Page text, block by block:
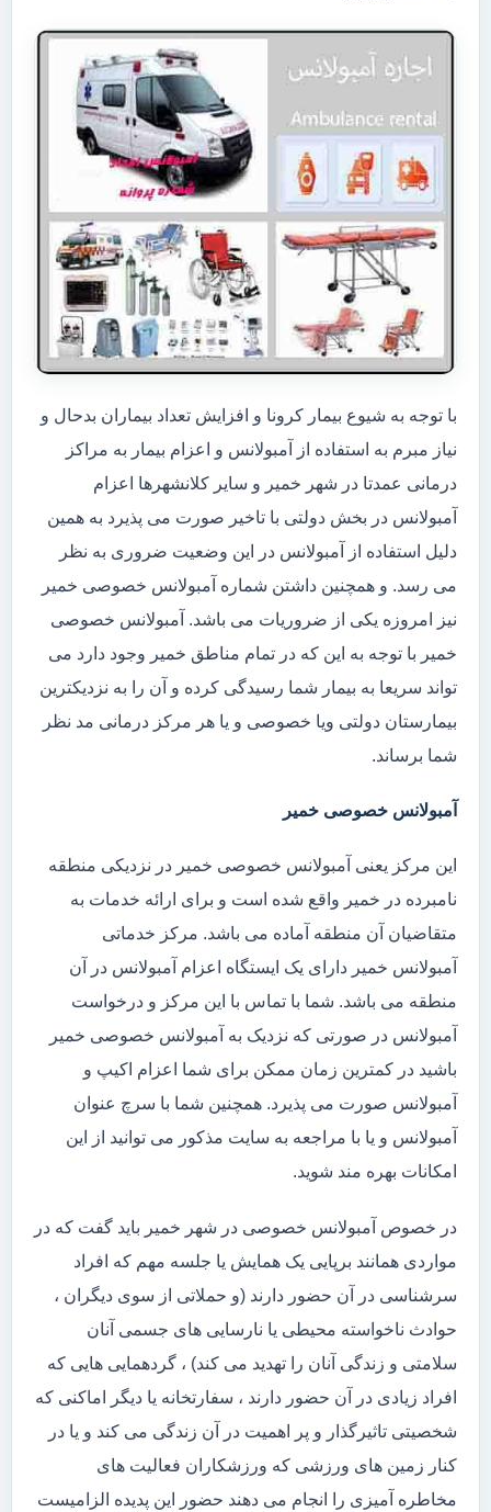
با توجه به شیوع بیمار کرونا و افزایش تعداد بیماران بدحال و
نیاز مبرم به استفاده از آمبولانس و اعزام بیمار به مراکز
درمانی عمدتا در شهر خمیر و سایر کلانشهرها اعزام
آمبولانس در بخش دولتی با تاخیر صورت می پذیرد به همین
دلیل استفاده از آمبولانس در این وضعیت ضروری به نظر
می رسد. و همچنین داشتن شماره آمبولانس خصوصی خمیر
نیز امروزه یکی از ضروریات می باشد. آمبولانس خصوصی
خمیر با توجه به این که در تمام مناطق خمیر وجود دارد می
تواند سریعا به بیمار شما رسیدگی کرده و آن را به نزدیکترین
بیمارستان دولتی ویا خصوصی و یا هر مرکز درمانی مد نظر
شما برساند.
آمبولانس خصوصی خمیر
این مرکز یعنی آمبولانس خصوصی خمیر در نزدیکی منطقه
نامبرده در خمیر واقع شده است و برای ارائه خدمات به
متقاضیان آن منطقه آماده می باشد. مرکز خدماتی
آمبولانس خمیر دارای یک ایستگاه اعزام آمبولانس در آن
منطقه می باشد. شما با تماس با این مرکز و درخواست
آمبولانس در صورتی که نزدیک به آمبولانس خصوصی خمیر
باشید در کمترین زمان ممکن برای شما اعزام اکیپ و
آمبولانس صورت می پذیرد. همچنین شما با سرچ عنوان
آمبولانس و یا با مراجعه به سایت مذکور می توانید از این
امکانات بهره مند شوید.
در خصوص آمبولانس خصوصی در شهر خمیر باید گفت که در
مواردی همانند برپایی یک همایش یا جلسه مهم که افراد
سرشناسی در آن حضور دارند (و حملاتی از سوی دیگران ،
حوادث ناخواسته محیطی یا نارسایی های جسمی آنان
سلامتی و زندگی آنان را تهدید می کند) ، گردهمایی هایی که
افراد زیادی در آن حضور دارند ، سفارتخانه یا دیگر اماکنی که
شخصیتی تاثیرگذار و پر اهمیت در آن زندگی می کند و یا در
کنار زمین های ورزشی که ورزشکاران فعالیت های
مخاطره آمیزی را انجام می دهند حضور این پدیده الزامیست